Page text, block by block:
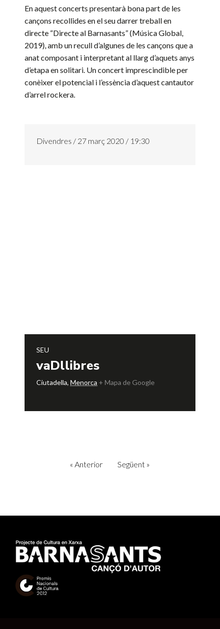
En aquest concerts presentarà bona part de les
cançons recollides en el seu darrer treball en
directe “Directe al Barnasants” (Música Global,
2019), amb un recull d’algunes de les cançons que a
anat composant i interpretant al llarg d’aquets anys
d’etapa en solitari. Un concert imprescindible per
conèixer el potencial i l’essència d’aquest cantautor
d’arrel rockera.
Divendres / 27 març 2020 / 19:30
SEU
vaDllibres
Ciutadella, Menorca + Mapa de Google
« Anterior Següent »